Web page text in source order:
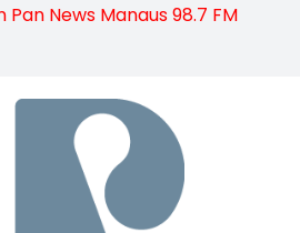
News Manaus 98.7 FM